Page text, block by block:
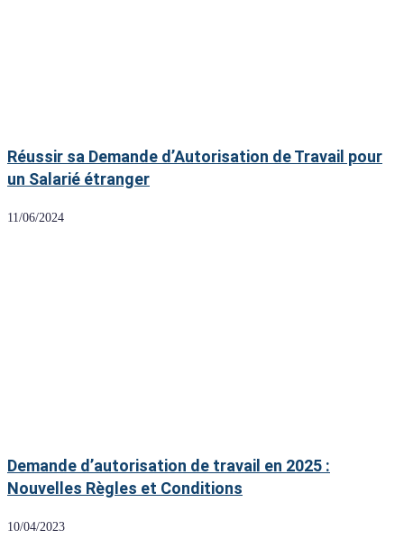
Réussir sa Demande d’Autorisation de Travail pour
un Salarié étranger
11/06/2024
Demande d’autorisation de travail en 2025 :
Nouvelles Règles et Conditions
10/04/2023